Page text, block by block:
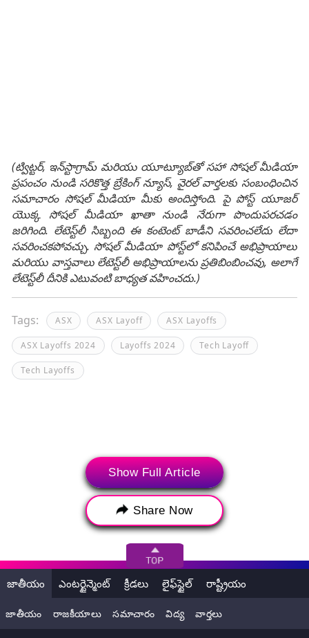
(ట్విట్టర్, ఇన్‌స్టాగ్రామ్ మరియు యూట్యూబ్‌తో సహా సోషల్ మీడియా
ప్రపంచం నుండి సరికొత్త బ్రేకింగ్ న్యూస్, వైరల్ వార్తలకు సంబంధించిన
సమాచారం సోషల్ మీడియా మీకు అందిస్తోంది. పై పోస్ట్ యూజర్
యొక్క సోషల్ మీడియా ఖాతా నుండి నేరుగా పొందుపరచడం
జరిగింది. లేటెస్ట్‌లీ సిబ్బంది ఈ కంటెంట్ బాడీని సవరించలేదు లేదా
సవరించకపోవచ్చు. సోషల్ మీడియా పోస్ట్‌లో కనిపించే అభిప్రాయాలు
మరియు వాస్తవాలు లేటెస్ట్‌లీ అభిప్రాయాలను ప్రతిబింబించవు, అలాగే
లేటెస్ట్‌లీ దీనికి ఎటువంటి బాధ్యత వహించదు.)
Tags: ASX ASX Layoff ASX Layoffs
ASX Layoffs 2024 Layoffs 2024 Tech Layoff
Tech Layoffs
తాజా వార్తలు ట్రెండింగ్
Show Full Article
Share Now
జాతీయం ఎంటర్టైన్మెంట్ క్రీడలు లైఫ్‌స్టైల్ రాష్ట్రీయం
జాతీయం రాజకీయాలు సమాచారం విద్య వార్తలు